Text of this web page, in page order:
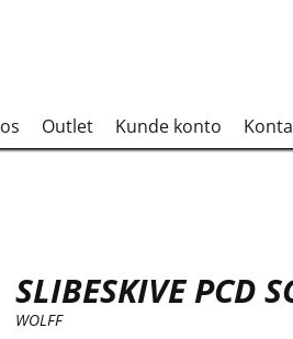
Outlet Kunde konto
SLIBESKIVE PCD
WOLFF